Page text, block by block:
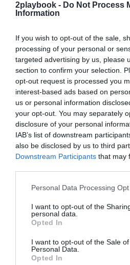
2playbook - Do Not Process
Information
If you wish to opt-out of the sale,
processing of your personal or
targeted advertising by us, please
section to confirm your selection.
opt-out request is processed you
interest-based ads based on
us or personal information
your opt-out. You may separately
disclosure of your personal
IAB’s list of downstream
also be disclosed by us to third
Downstream Participants that may
Personal Data Processing
I want to opt-out of the
personal data.
Opted In
I want to opt-out of the Sale
Personal Data.
Opted In
Índex
LaLiga
Ticketing
Real Betis
Real Oviedo
Levante UD
Compartir
Publicidad